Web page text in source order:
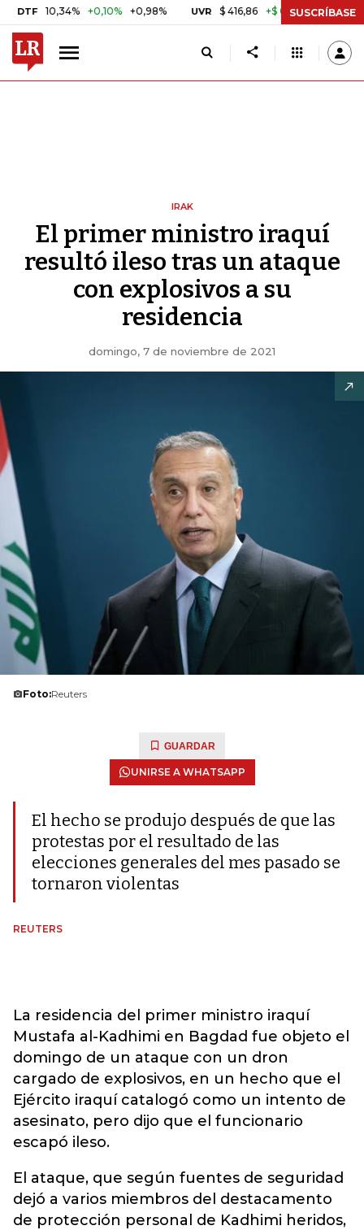
10,34% +0,10% +0,98% UVR $ 416,86 +$ 0,05 +0,01%SUSCRÍBASE
IRAK
El primer ministro iraquí
resultó ileso tras un ataque
con explosivos a su
residencia
domingo, 7 de noviembre de 2021
Foto:Reuters
GUARDAR
UNIRSE A WHATSAPP
El hecho se produjo después de que las
protestas por el resultado de las
elecciones generales del mes pasado se
tornaron violentas
REUTERS
La residencia del primer ministro iraquí
Mustafa al-Kadhimi en Bagdad fue objeto el
domingo de un ataque con un dron
cargado de explosivos, en un hecho que el
Ejército iraquí catalogó como un intento de
asesinato, pero dijo que el funcionario
escapó ileso.
El ataque, que según fuentes de seguridad
dejó a varios miembros del destacamento
de protección personal de Kadhimi heridos,